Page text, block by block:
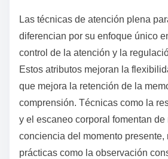
Las técnicas de atención plena
diferencian por su enfoque único
control de la atención y la
Estos atributos mejoran la
que mejora la retención de la
comprensión. Técnicas como la
y el escaneo corporal fomentan de
conciencia del momento presente,
prácticas como la observación